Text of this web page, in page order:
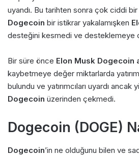
uyandı. Bu tarihten sonra çok ciddi
Dogecoin bir istikrar yakalamışken
desteğini kesmedi ve desteklemeye
Bir süre önce Elon Musk Dogecoin
kaybetmeye değer miktarlarda yatırım
bulundu ve yatırımcıları uyardı
Dogecoin üzerinden çekmedi.
Dogecoin (DOGE)
Dogecoin’in ne olduğunu bilen ve